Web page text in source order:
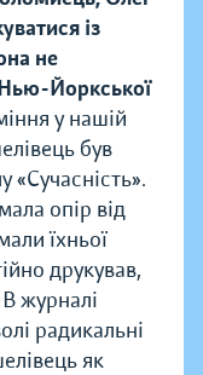
із
не
Йоркської
у нашій
був
опір від
їхньої
друкував,
журналі
радикальні
як